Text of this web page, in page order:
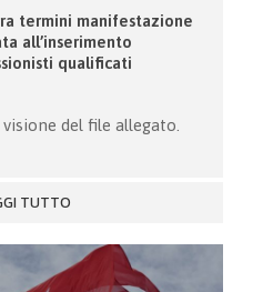
termini manifestazione
all’inserimento
qualificati
del file allegato.
TUTTO